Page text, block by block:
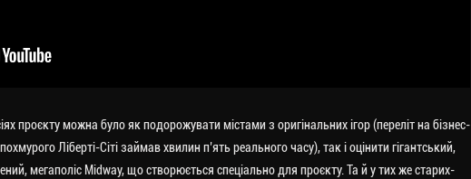
проєкту можна було як подорожувати містами з оригінальних ігор (переліт на бізнес-
Ліберті-Сіті займав хвилин п’ять реального часу), так і оцінити гігантський,
мегаполіс Midway, що створюється спеціально для проєкту. Та й у тих же старих-